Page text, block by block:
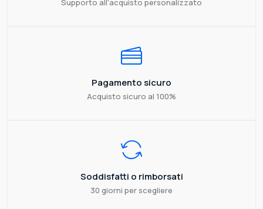
Supporto all'acquisto personalizzato
Pagamento sicuro
Acquisto sicuro al 100%
Soddisfatti o rimborsati
30 giorni per scegliere